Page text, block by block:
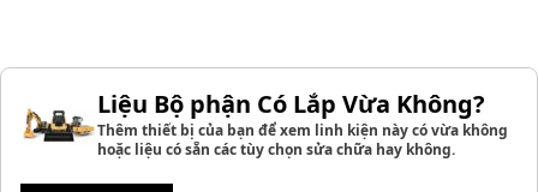
Liệu Bộ phận Có Lắp Vừa Không?
Thêm thiết bị của bạn để xem linh kiện này có vừa không
hoặc liệu có sẵn các tùy chọn sửa chữa hay không.